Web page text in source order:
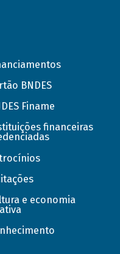
BNDES
Finame
financeiras
e economia